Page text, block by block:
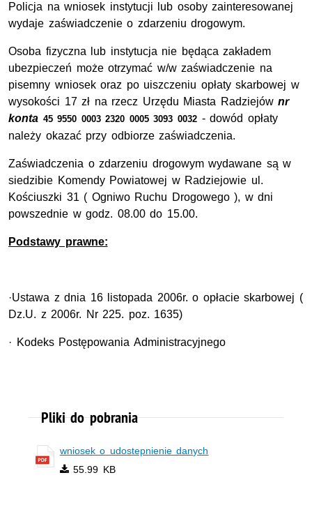
Policja na wniosek instytucji lub osoby zainteresowanej
wydaje zaświadczenie o zdarzeniu drogowym.
Osoba fizyczna lub instytucja nie będąca zakładem
ubezpieczeń może otrzymać w/w zaświadczenie na
pisemny wniosek oraz po uiszczeniu opłaty skarbowej w
wysokości 17 zł na rzecz Urzędu Miasta Radziejównr
konta 45 9550 0003 2320 0005 3093 0032 - dowód opłaty
należy okazać przy odbiorze zaświadczenia.
Zaświadczenia o zdarzeniu drogowym wydawane są w
siedzibie Komendy Powiatowej w Radziejowie ul.
Kościuszki 31 ( Ogniwo Ruchu Drogowego ), w dni
powszednie w godz. 08.00 do 15.00.
Podstawy prawne:
·Ustawa z dnia 16 listopada 2006r. o opłacie skarbowej (
Dz.U. z 2006r. Nr 225. poz. 1635)
· Kodeks Postępowania Administracyjnego
Pliki do pobrania
wniosek o udostepnienie danych
55.99 KB